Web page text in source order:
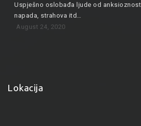
Uspješno oslobađa ljude od
napada, strahova itd…
August 24, 2020
Lokacija